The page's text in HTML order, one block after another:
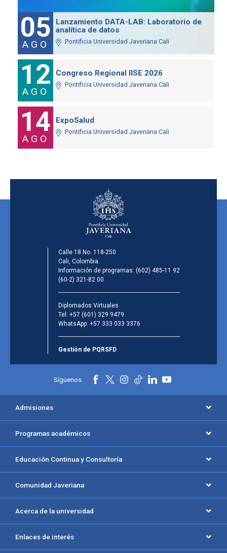
05
AGO
Lanzamiento DATA-LAB: Laboratorio de
analítica de datos
Pontificia Universidad Javeriana Cali
12
AGO
Congreso Regional IISE 2026
Pontificia Universidad Javeriana Cali
14
AGO
ExpoSalud
Pontificia Universidad Javeriana Cali
Calle 18 No. 118-250
Cali, Colombia.
Información de programas: (602) 485-11 92
(60-2) 321-82 00
Diplomados Virtuales
Tel: +57 (601) 329 9479
WhatsApp: +57 333 033 3376
Gestión de PQRSFD
Síguenos
Admisiones
Programas académicos
Educación Continua y Consultoría
Comunidad Javeriana
Acerca de la universidad
Enlaces de interés